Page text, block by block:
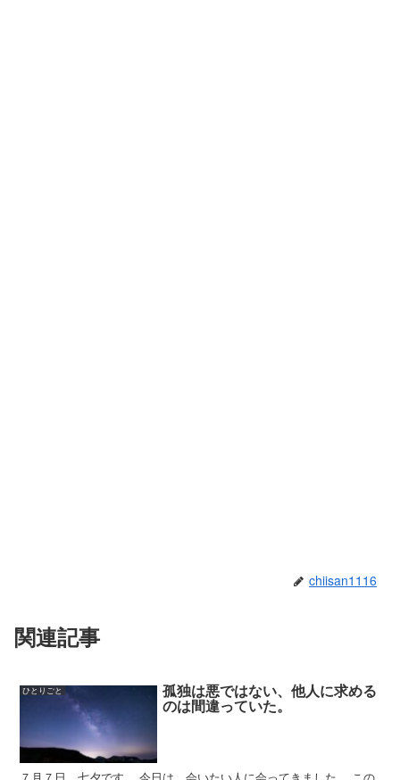
chiisan1116
関連記事
ひとりごと 孤独は悪ではない、他人に求める
のは間違っていた。